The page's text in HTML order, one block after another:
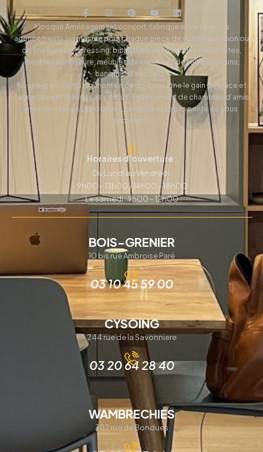
Kiosque Aménagement conçoit, fabrique et installe des
agencements sur mesure pour chaque pièce de votre habitation ou
de vos bureaux, dressing, bibliothèque, cloisons coulissantes,
meubles sur mesure, meubles de cuisine et de salles de bains,
banques d’accueils…
Nous excellons notamment en ce qui concerne le gain de place et
l’agencement d’espaces perdus: agencement de chambres d’amis
avec des lits escamotables, rangements sous pente ou sous
escaliers…
Horaires d’ouverture :
Du Lundi au Vendredi :
9h00 – 13h00 / 14h00 – 18h00
Le samedi : 9h00 – 12h00
BOIS-GRENIER
10 bis rue Ambroise Paré
03 10 45 59 00
CYSOING
244 rue de la Savonniere
03 20 64 28 40
WAMBRECHIES
382 rue de Bondues